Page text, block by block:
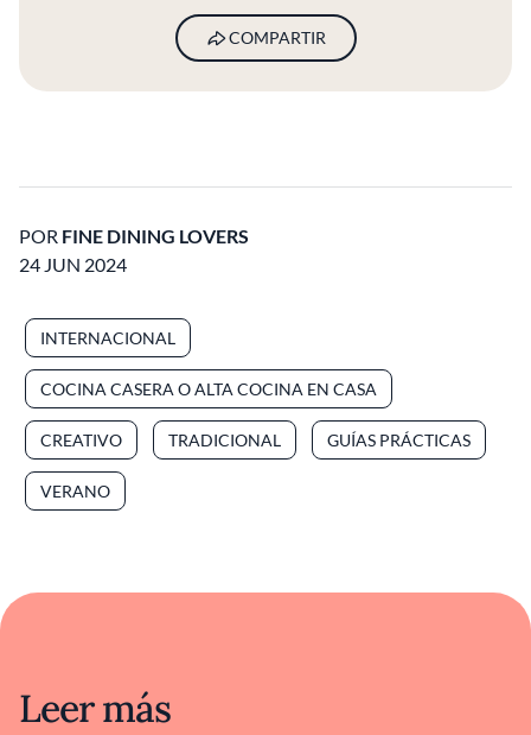
COMPARTIR
POR FINE DINING LOVERS
24 JUN 2024
INTERNACIONAL
COCINA CASERA O ALTA COCINA EN CASA
CREATIVO TRADICIONAL GUÍAS PRÁCTICAS
VERANO
Leer más